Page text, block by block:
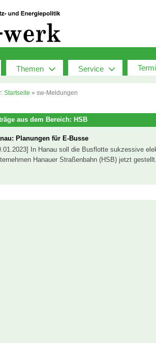
Themen Service
Startseite » sw-Meldungen
aus dem Bereich: HSB
Planungen für E-Busse
In Hanau soll die Busflotte sukzessive
Hanauer Straßenbahn (HSB) jetzt gestellt.